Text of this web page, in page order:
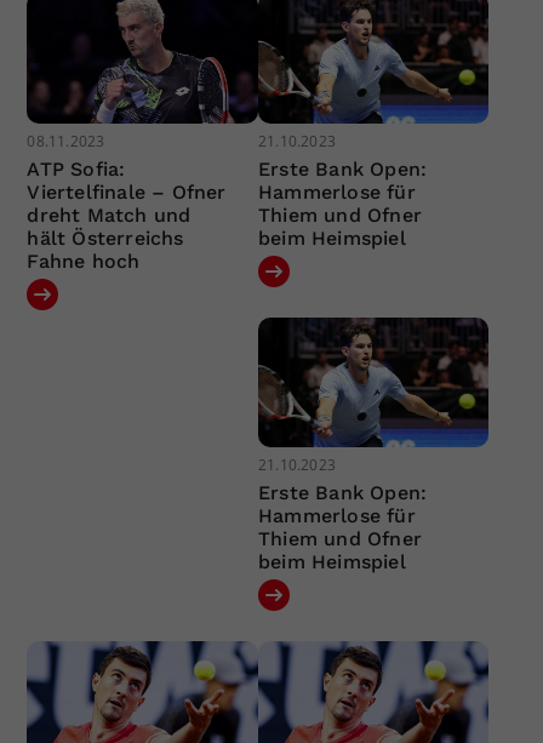
08.11.2023
ATP Sofia:
Viertelfinale – Ofner
dreht Match und
hält Österreichs
Fahne hoch
21.10.2023
Erste Bank Open:
Hammerlose für
Thiem und Ofner
beim Heimspiel
21.10.2023
Erste Bank Open:
Hammerlose für
Thiem und Ofner
beim Heimspiel